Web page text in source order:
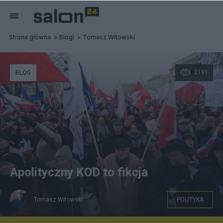
Strona główna Blogi Tomasz Witowski
2191
BLOG
Apolityczny KOD to fikcja
Tomasz Witowski POLITYKA